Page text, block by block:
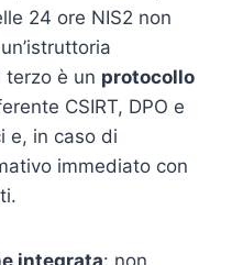
24 ore NIS2 non
terzo è un protocollo
CSIRT, DPO e
e, in caso di
immediato con
integrata: non